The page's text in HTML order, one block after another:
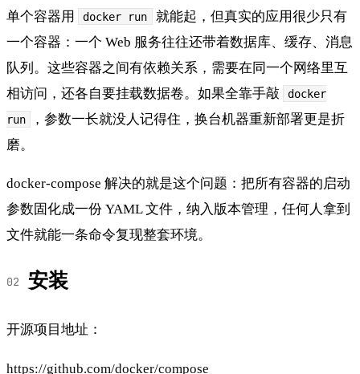
单个容器用 docker run
就能起，但真实的应用很少只有
一个容器：一个 Web 服务往往还带着数据库、缓存、消息
队列。这些容器之间有依赖关系，需要在同一个网络里互
相访问，还各自要挂载数据卷。如果全靠手敲
docker
run
，参数一长就没人记得住，换台机器重新部署更是折
磨。
docker-compose 解决的就是这个问题：把所有容器的启动
参数固化成一份 YAML 文件，纳入版本管理，任何人拿到
文件就能一条命令复现整套环境。
安装
开源项目地址：
https://github.com/docker/compose